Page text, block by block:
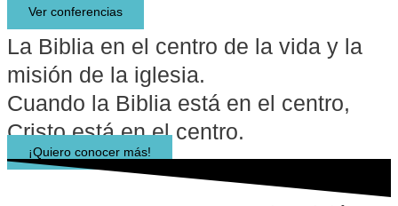
Ver conferencias
La Biblia en el centro de la vida y la
misión de la iglesia.
Cuando la Biblia está en el centro,
Cristo está en el centro.
¡Quiero conocer más!